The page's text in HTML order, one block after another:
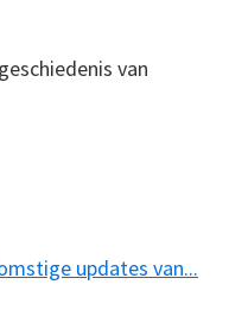
van
updates van...